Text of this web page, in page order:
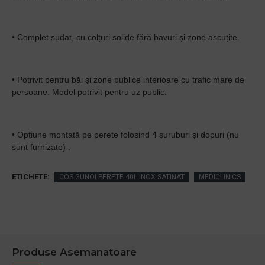
• Complet sudat, cu colțuri solide fără bavuri și zone ascuțite.
• Potrivit pentru băi și zone publice interioare cu trafic mare de
persoane. Model potrivit pentru uz public.
• Opțiune montată pe perete folosind 4 șuruburi și dopuri (nu
sunt furnizate) .
ETICHETE: COS GUNOI PERETE 40L INOX SATINAT MEDICLINICS
Produse Asemanatoare